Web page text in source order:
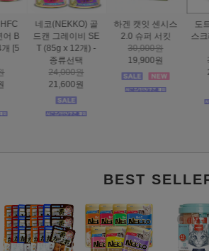
하겐 캣잇 센시스
2.0 슈퍼 서킷
30,000원
19,900원
도트캣 인피니티
스크래처 83cm 초
32,000원
25,900원
스마트하
나인케어
BEST